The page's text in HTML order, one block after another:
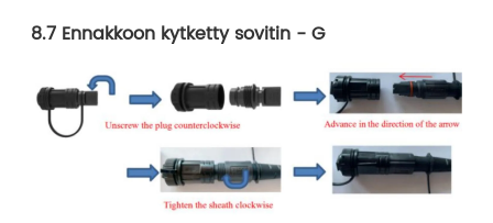
8.7 Ennakkoon kytketty sovitin - G